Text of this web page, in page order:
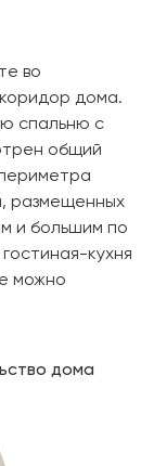
во
дома.
спальню с
общий
размещенных
и большим по
кухня
можно
дома